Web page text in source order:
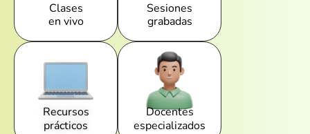
Clases
en vivo
Sesiones
grabadas
Recursos
prácticos
Docentes
especializados